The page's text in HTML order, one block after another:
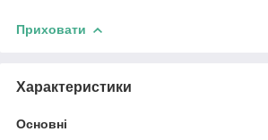
Приховати
Характеристики
Основні